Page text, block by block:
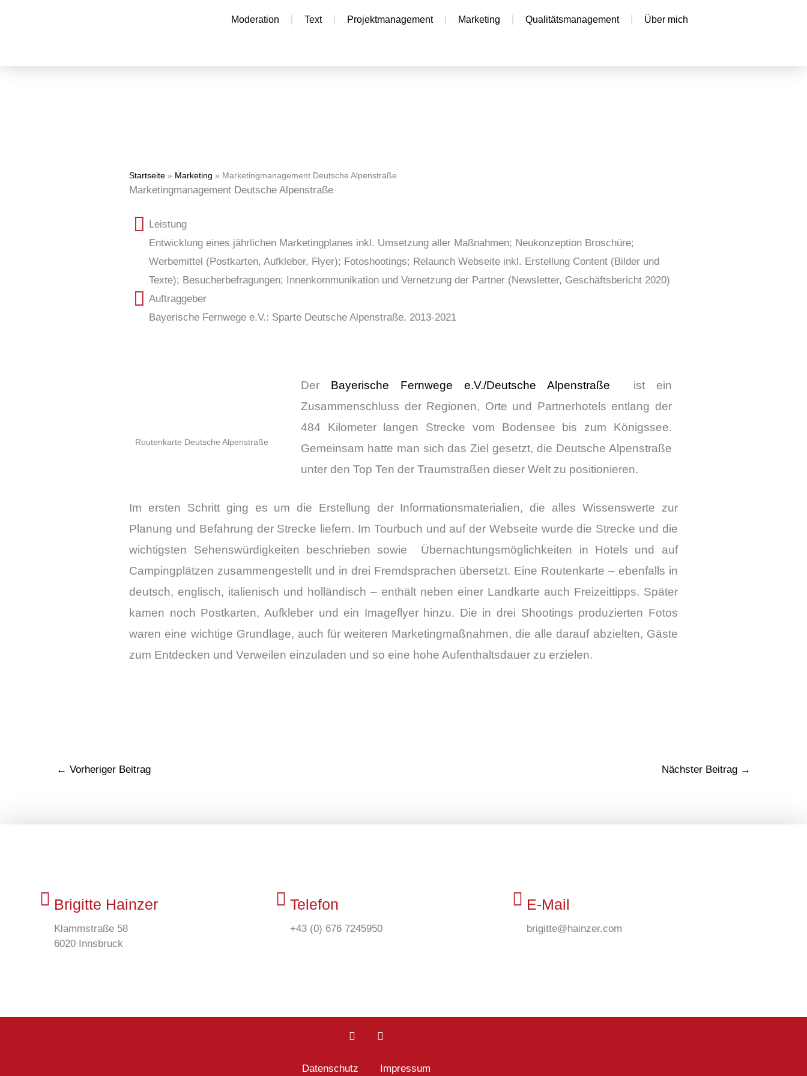
Moderation Text Projektmanagement Marketing Qualitätsmanagement Über mich
Startseite » Marketing » Marketingmanagement Deutsche Alpenstraße
Marketingmanagement Deutsche Alpenstraße
Leistung
Entwicklung eines jährlichen Marketingplanes inkl. Umsetzung aller Maßnahmen; Neukonzeption Broschüre;
Werbemittel (Postkarten, Aufkleber, Flyer); Fotoshootings; Relaunch Webseite inkl. Erstellung Content (Bilder und
Texte); Besucherbefragungen; Innenkommunikation und Vernetzung der Partner (Newsletter, Geschäftsbericht 2020)
Auftraggeber
Bayerische Fernwege e.V.: Sparte Deutsche Alpenstraße, 2013-2021
Routenkarte Deutsche Alpenstraße
Der Bayerische Fernwege e.V./Deutsche Alpenstraße ist ein
Zusammenschluss der Regionen, Orte und Partnerhotels entlang der
484 Kilometer langen Strecke vom Bodensee bis zum Königssee.
Gemeinsam hatte man sich das Ziel gesetzt, die Deutsche Alpenstraße
unter den Top Ten der Traumstraßen dieser Welt zu positionieren.
Im ersten Schritt ging es um die Erstellung der Informationsmaterialien, die alles Wissenswerte zur
Planung und Befahrung der Strecke liefern. Im Tourbuch und auf der Webseite wurde die Strecke und die
wichtigsten Sehenswürdigkeiten beschrieben sowie Übernachtungsmöglichkeiten in Hotels und auf
Campingplätzen zusammengestellt und in drei Fremdsprachen übersetzt. Eine Routenkarte – ebenfalls in
deutsch, englisch, italienisch und holländisch – enthält neben einer Landkarte auch Freizeittipps. Später
kamen noch Postkarten, Aufkleber und ein Imageflyer hinzu. Die in drei Shootings produzierten Fotos
waren eine wichtige Grundlage, auch für weiteren Marketingmaßnahmen, die alle darauf abzielten, Gäste
zum Entdecken und Verweilen einzuladen und so eine hohe Aufenthaltsdauer zu erzielen.
← Vorheriger Beitrag Nächster Beitrag →
Brigitte Hainzer
Klammstraße 58
6020 Innsbruck
Telefon
+43 (0) 676 7245950
E-Mail
brigitte@hainzer.com
L
k
X
g
Datenschutz Impressum